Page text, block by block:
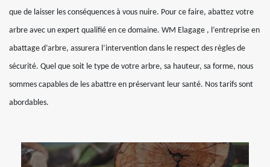
que de laisser les conséquences à vous nuire. Pour ce faire, abattez votre
arbre avec un expert qualifié en ce domaine. WM Elagage , l’entreprise en
abattage d’arbre, assurera l’intervention dans le respect des règles de
sécurité. Quel que soit le type de votre arbre, sa hauteur, sa forme, nous
sommes capables de les abattre en préservant leur santé. Nos tarifs sont
abordables.